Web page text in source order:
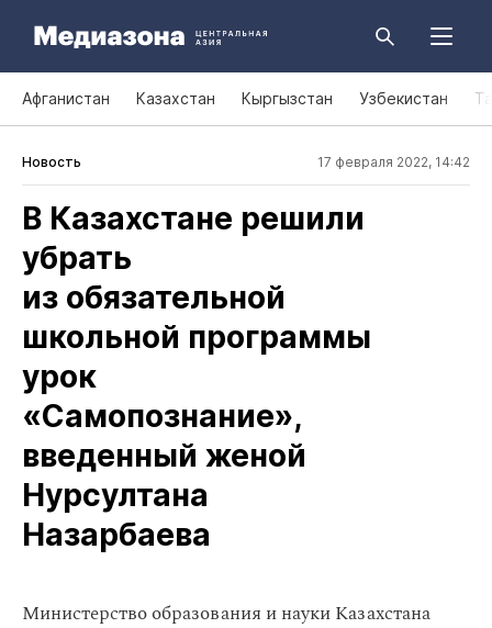
Афганистан Казахстан Кыргызстан Узбекистан
Новость 17 февраля 2022, 14:42
В Казахстане решили
убрать
из обязательной
школьной программы
урок
«Самопознание»,
введенный женой
Нурсултана
Назарбаева
Министерство образования и науки Казахстана